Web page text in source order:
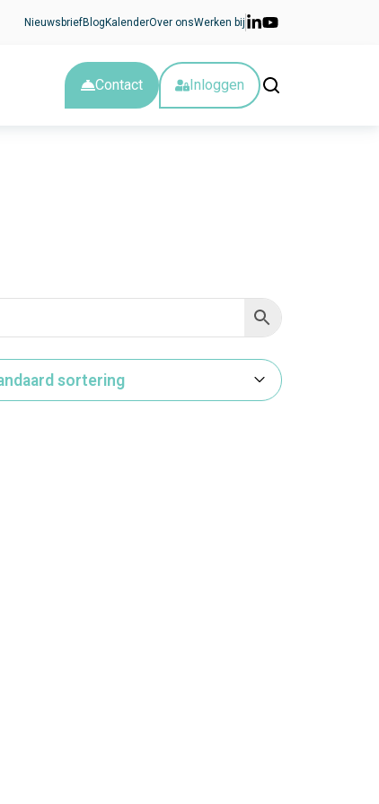
NieuwsbriefBlog KalenderOver onsWerken bij
Contact Inloggen